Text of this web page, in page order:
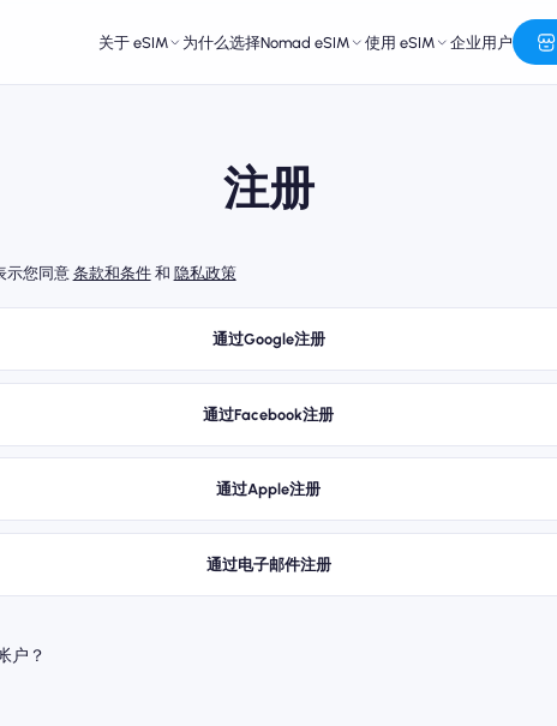
关于 eSIM 为什么选择Nomad eSIM 使用 eSIM 企业用户
注册
示您同意 条款和条件和 隐私政策
通过Google注册
通过Facebook注册
通过Apple注册
通过电子邮件注册
户？